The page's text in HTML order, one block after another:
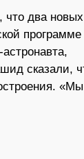
два новых
программе
сказали,
«Мы